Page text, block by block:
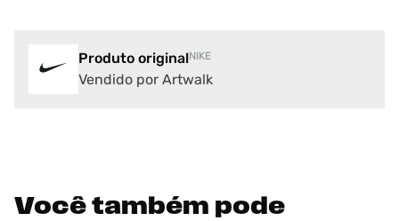
Produto originalNIKE
Vendido por Artwalk
Você também pode